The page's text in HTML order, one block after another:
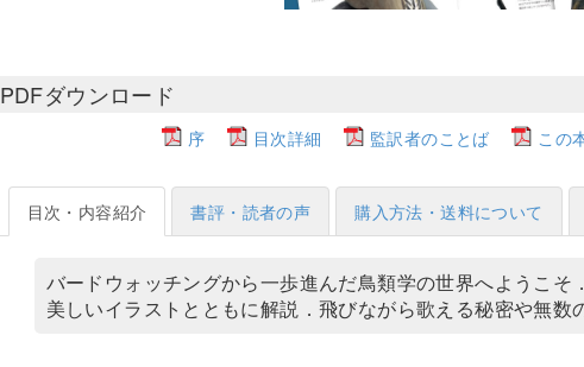
PDFダウンロード
序 目次詳細 監訳者のことば この
目次・内容紹介 書評・読者の声 購入方法・送料について
バードウォッチングから一歩進んだ鳥類学の世界へようこ
美しいイラストとともに解説．飛びながら歌える秘密や無